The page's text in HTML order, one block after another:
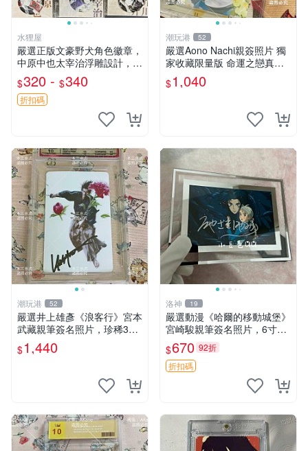
水狸屋
嚴選正版文豪野犬角色徽章，
中原中也太宰治浮雕設計，5
8mm馬口鐵質吧唧徽章，有
原袋可對光確認。國谷正品保
障，適合收藏。 中原中也 浮
$320 - $340
折扣碼
潮玩港 52
嚴選Aono Nachi親簽照片 獨
家收藏限量版 命運之戀真跡
簽名 命運之戀 親簽照 愛的告
白
$1,040
潮玩港 52
嚴選井上雄彥《浪客行》宮本
武藏親筆簽名照片，珍稀3英
寸國外直帶原圖實物 浪客行
紙質 簽名 宮本武藏
$1,440
洛神 19
嚴選動漫《哈爾的移動城堡》
宮崎駿親筆簽名照片，6寸含
框珍藏版 哈爾的移動城堡 簽
名照 公仔周邊
$670 92折
折扣碼